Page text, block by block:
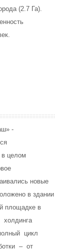
(2.7 Га).
-
в целом
новые
в здании
площадке в
холдинга
цикл
– от